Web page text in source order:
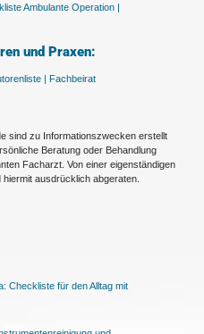
Ambulante Operation |
und Praxen:
| Fachbeirat
sind zu Informationszwecken erstellt
Beratung oder Behandlung
Facharzt. Von einer eigenständigen
ausdrücklich abgeraten.
Checkliste für den Alltag mit